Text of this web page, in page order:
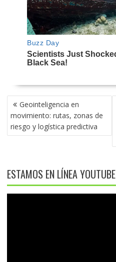
NAVEGACIÓN
DE
ENTRADAS
Geointeligencia en
movimiento: rutas, zonas de
riesgo y logística predictiva
ESTAMOS EN LÍNEA YOUTUBE